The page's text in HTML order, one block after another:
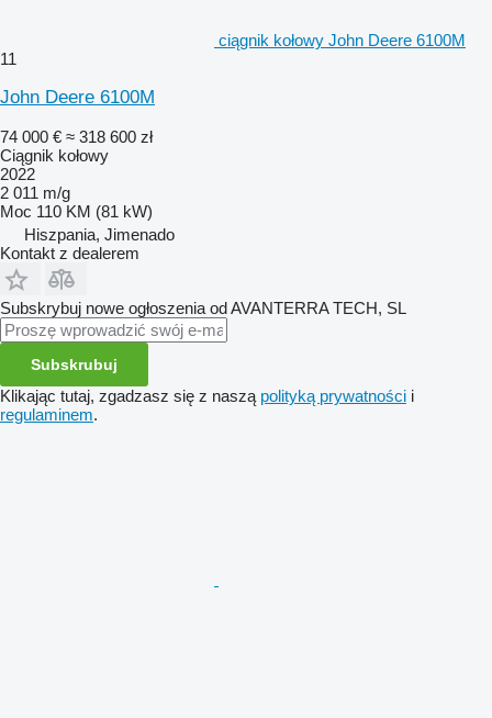
ciągnik kołowy John Deere 6100M
11
John Deere 6100M
74 000 € ≈ 318 600 zł
Ciągnik kołowy
2022
2 011 m/g
Moc 110 KM (81 kW)
Hiszpania, Jimenado
Kontakt z dealerem
Subskrybuj nowe ogłoszenia od AVANTERRA TECH, SL
Subskrubuj
Klikając tutaj, zgadzasz się z naszą polityką prywatności i
regulaminem.